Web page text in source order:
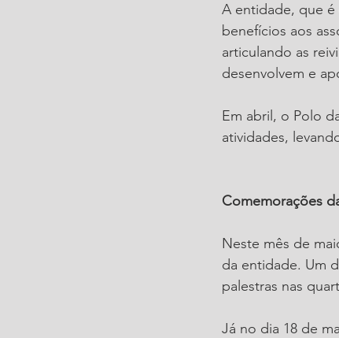
A entidade, que é
benefícios aos
articulando as
desenvolvem e
Em abril, o Polo
atividades,
Comemorações
Neste mês de
da entidade. Um
palestras nas
Já no dia 18 de